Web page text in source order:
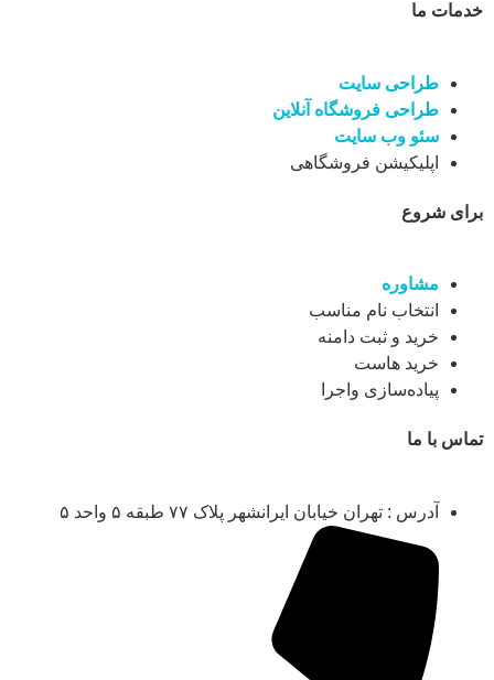
خدمات ما
طراحی سایت
طراحی فروشگاه آنلاین
سئو وب سایت
اپلیکیشن فروشگاهی
برای شروع
مشاوره
انتخاب نام مناسب
خرید و ثبت دامنه
خرید هاست
پیاده‌سازی واجرا
تماس با ما
آدرس : تهران خیابان ایرانشهر پلاک ۷۷ طبقه ۵ واحد ۵